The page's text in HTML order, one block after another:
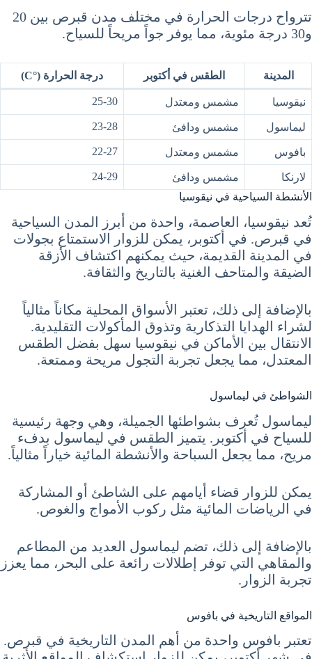
تترواح درجات الحرارة في مختلف مدن قبرص بين 20
و30 درجة مئوية، مما يوفر جواً مريحاً للسياح.
المدينة الطقس في أكتوبر درجة الحرارة (°C)
نيقوسيا مشمس ومعتدل 25-30
ليماسول مشمس ودافئ 23-28
بافوس مشمس ومعتدل 22-27
لارنكا مشمس ودافئ
24-29
الأنشطة السياحية في نيقوسيا
تُعد نيقوسيا، العاصمة، واحدة من أبرز المدن السياحية
في قبرص. في أكتوبر، يمكن للزوار الاستمتاع بجولات
في المدينة القديمة، حيث يمكنهم اكتشاف الأزقة
الضيقة والمتاحف الغنية بالتاريخ والثقافة.
بالإضافة إلى ذلك، تعتبر الأسواق المحلية مكاناً مثالياً
لشراء الهدايا التذكارية وتذوق المأكولات التقليدية.
الانتقال بين الأماكن في نيقوسيا سهل بفضل الطقس
المعتدل، مما يجعل تجربة التجول مريحة وممتعة.
الشواطئ في ليماسول
ليماسول تُعرف بشواطئها الجميلة، وهي وجهة رئيسية
للسياح في أكتوبر. يتميز الطقس في ليماسول بدفء
مريح، مما يجعل السباحة والأنشطة المائية خياراً مثالياً.
يمكن للزوار قضاء أيامهم على الشاطئ أو المشاركة
في الرياضات المائية مثل ركوب الأمواج والغوص.
بالإضافة إلى ذلك، تضم ليماسول العديد من المطاعم
والمقاهي التي توفر إطلالات رائعة على البحر، مما يعزز
تجربة الزوار.
المواقع التاريخية في بافوس
تعتبر بافوس واحدة من أهم المدن التاريخية في قبرص.